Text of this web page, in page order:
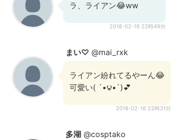
ラ、ライアン😂ww
2018-02-16 22時49分
まい♡ @mai_rxk
ライアン紛れてるやーん😂
可愛い( ´•౪•`)💕
2018-02-16 22時31分
多湖 @cosptako